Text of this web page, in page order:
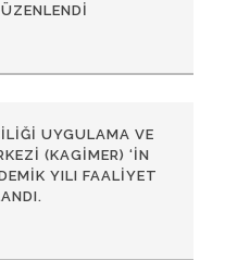
UYGULAMA VE
(KAGİMER) ‘IN
YILI FAALIYET